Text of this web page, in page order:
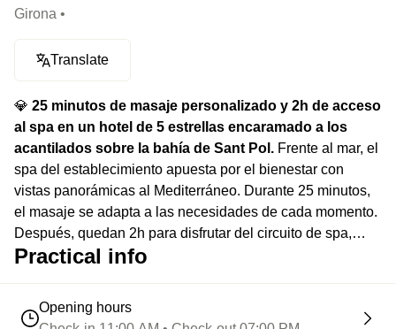
Girona •
Translate
💎 25 minutos de masaje personalizado y 2h de acceso
al spa en un hotel de 5 estrellas encaramado a los
acantilados sobre la bahía de Sant Pol. Frente al mar, el
spa del establecimiento apuesta por el bienestar con
vistas panorámicas al Mediterráneo. Durante 25 minutos,
el masaje se adapta a las necesidades de cada momento.
Después, quedan 2h para disfrutar del circuito de spa,
entre piscina interior, sauna, y hammam.
Practical info
Opening hours